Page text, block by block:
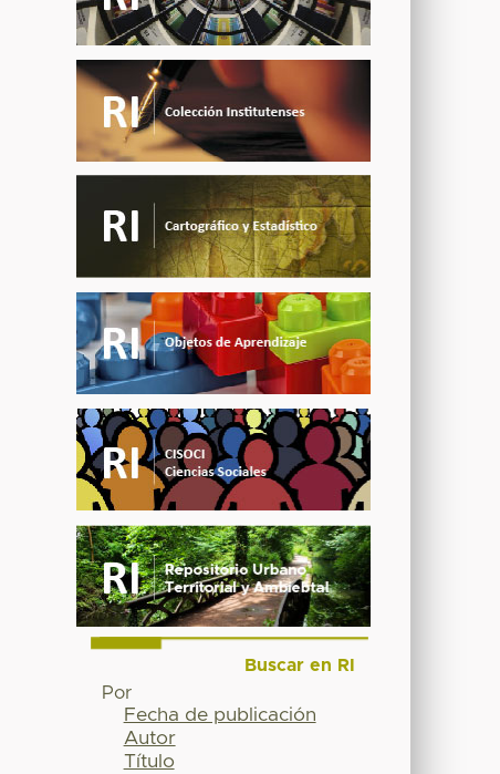
Buscar en RI
Por
Fecha de publicación
Autor
Título